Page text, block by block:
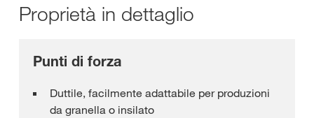
Proprietà in dettaglio
Punti di forza
Duttile, facilmente adattabile per produzioni
da granella o insilato